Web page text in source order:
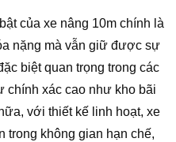
của xe nâng 10m chính là
nặng mà vẫn giữ được sự
biệt quan trọng trong các
chính xác cao như kho bãi
với thiết kế linh hoạt, xe
trong không gian hạn chế,